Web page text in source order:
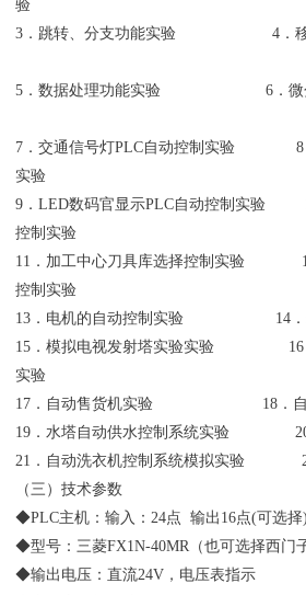
验
3．跳转、分支功能实验 4
5．数据处理功能实验 6．微
7．交通信号灯PLC自动控制实验 8．
实验
9．LED数码官显示PLC自动控制实验
控制实验
11．加工中心刀具库选择控制实验 12
控制实验
13．电机的自动控制实验 14．步
15．模拟电视发射塔实验实验 16．
实验
17．自动售货机实验 18．自动
19．水塔自动供水控制系统实验 20
21．自动洗衣机控制系统模拟实验
（三）技术参数
◆PLC主机：输入：24点 输出16点(可选择)
◆型号：三菱FX1N-40MR（也可选择西门
◆输出电压：直流24V，电压表指示